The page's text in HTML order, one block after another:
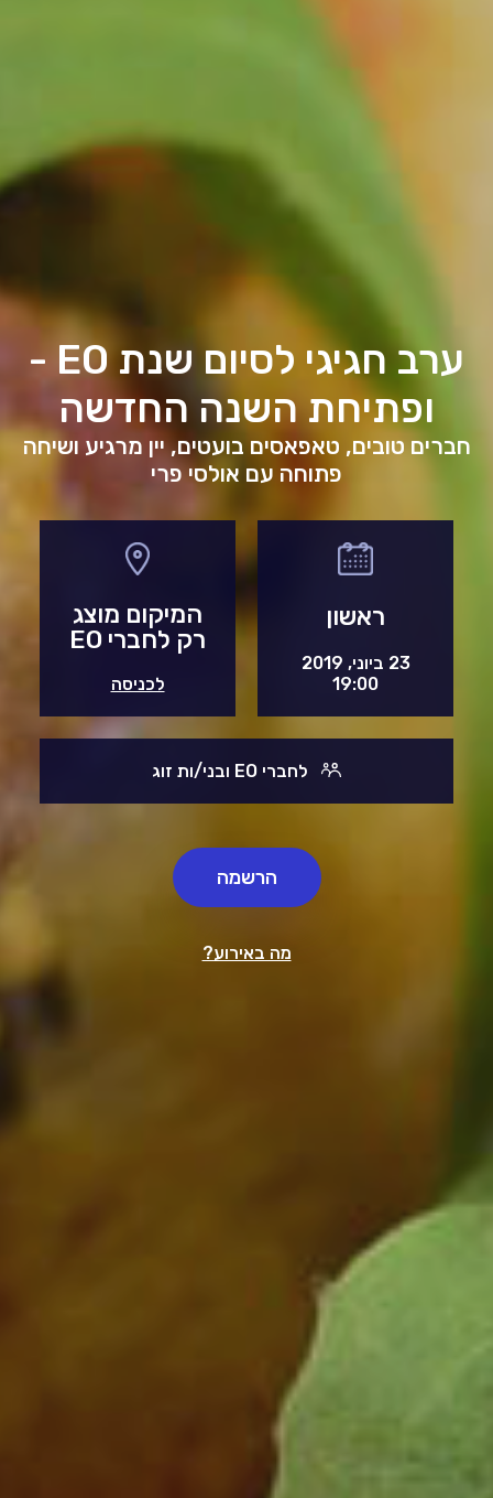
ערב חגיגי לסיום שנת EO -
ופתיחת השנה החדשה
חברים טובים, טאפאסים בועטים, יין מרגיע ושיחה
פתוחה עם אולסי פרי
ראשון
23 ביוני, 2019
19:00
המיקום מוצג
רק לחברי EO
לכניסה
לחברי EO ובני/ות זוג
הרשמה
מה באירוע?